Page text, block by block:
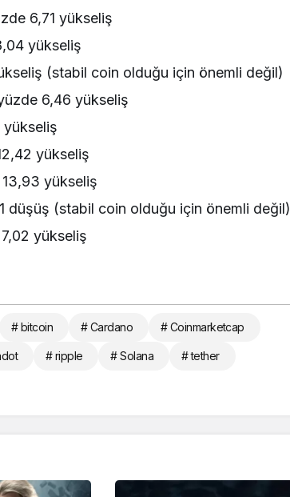
6,71 yükseliş
yükseliş
(stabil coin olduğu için önemli değil)
6,46 yükseliş
yükseliş
yükseliş
yükseliş
düşüş (stabil coin olduğu için önemli değil)
yükseliş
# bitcoin # Cardano # Coinmarketcap
# ripple # Solana # tether